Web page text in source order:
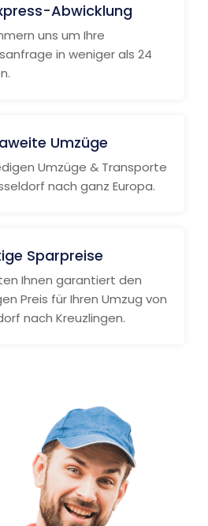
Abwicklung
uns um Ihre
in weniger als 24
Umzüge
Umzüge & Transporte
nach ganz Europa.
Sparpreise
Ihnen garantiert den
Preis für Ihren Umzug von
nach Kreuzlingen.